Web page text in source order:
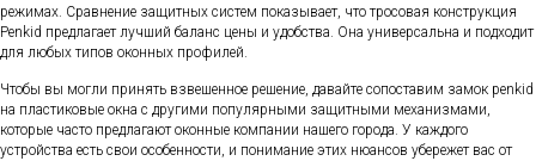
режимах. Сравнение защитных систем показывает, что тросовая конструкция
Penkid предлагает лучший баланс цены и удобства. Она универсальна и подходит
для любых типов оконных профилей.
Чтобы вы могли принять взвешенное решение, давайте сопоставим замок penkid
на пластиковые окна с другими популярными защитными механизмами,
которые часто предлагают оконные компании нашего города. У каждого
устройства есть свои особенности, и понимание этих нюансов убережет вас от